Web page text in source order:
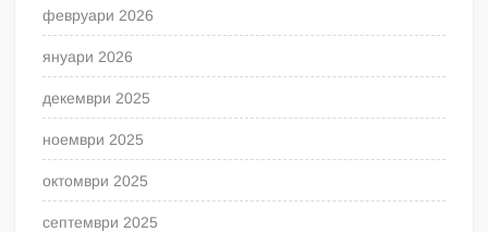
февруари 2026
януари 2026
декември 2025
ноември 2025
октомври 2025
септември 2025